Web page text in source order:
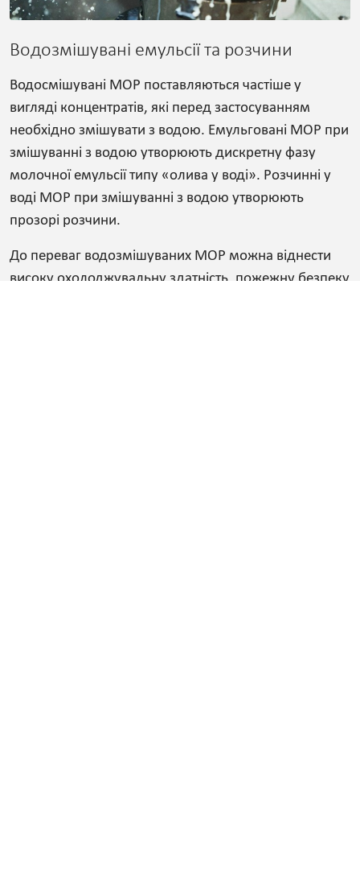
Водозмішувані емульсії та розчини
Водосмішувані МОР поставляються частіше у
вигляді концентратів, які перед застосуванням
необхідно змішувати з водою. Емульговані МОР при
змішуванні з водою утворюють дискретну фазу
молочної емульсії типу «олива у воді». Розчинні у
воді МОР при змішуванні з водою утворюють
прозорі розчини.
До переваг водозмішуваних МОР можна віднести
високу охолоджувальну здатність, пожежну безпеку